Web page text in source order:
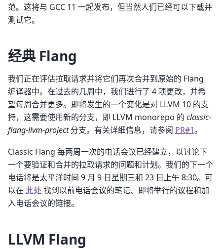
范。这将与 GCC 11 一起发布，但当然人们已经可以下载并
测试它。
经典 Flang
我们正在评估拉取请求并将它们再次合并到原始的 Flang
编译器中。在过去的几周中，我们进行了 4 项更改，并希
望每周合并更多。即将发生的一个变化是对 LLVM 10 的支
持，这需要使用新的分支，即 LLVM monorepo 的 classic-
flang-llvm-project分支。有关详细信息，请参阅 PR#1。
Classic Flang 每两周一次的电话会议已经建立，以讨论下
一个要验证和合并的拉取请求的问题和计划。我们的下一个
电话将是太平洋时间 9 月 9 日星期三和 23 日上午 8:30。可
以在 此处 找到以前电话会议的笔记、即将举行的议程和加
入电话会议的链接。
LLVM Flang